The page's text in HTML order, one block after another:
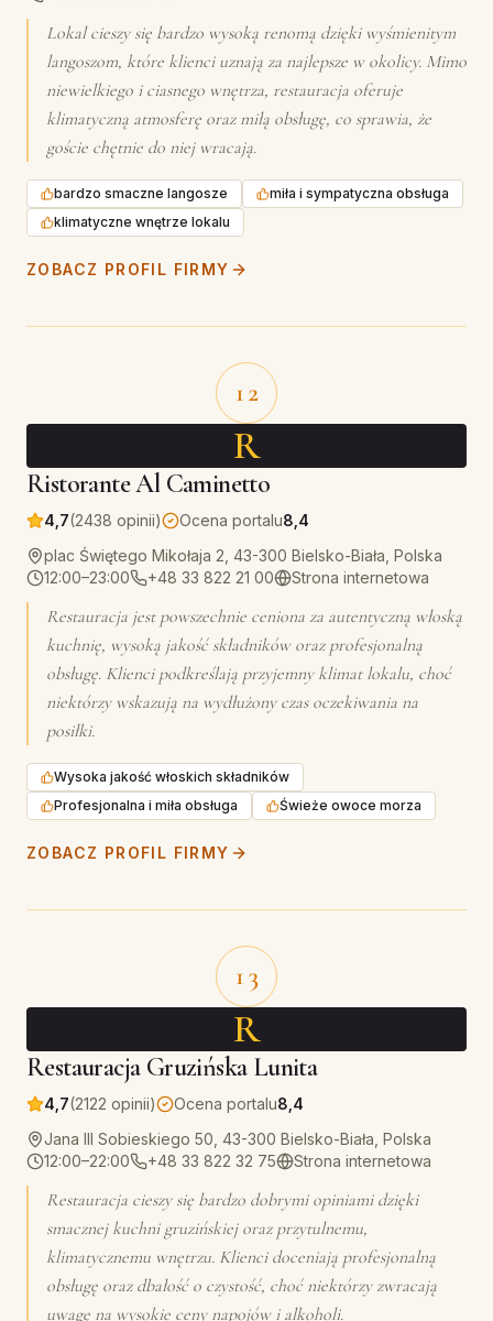
Lokal cieszy się bardzo wysoką renomą dzięki wyśmienitym
langoszom, które klienci uznają za najlepsze w okolicy. Mimo
niewielkiego i ciasnego wnętrza, restauracja oferuje
klimatyczną atmosferę oraz miłą obsługę, co sprawia, że
goście chętnie do niej wracają.
bardzo smaczne langosze
miła i sympatyczna obsługa
klimatyczne wnętrze lokalu
ZOBACZ PROFIL FIRMY
12
R
Ristorante Al Caminetto
4,7(2438 opinii) Ocena portalu8,4
plac Świętego Mikołaja 2, 43-300 Bielsko-Biała, Polska
12:00–23:00
+48 33 822 21 00 Strona internetowa
Restauracja jest powszechnie ceniona za autentyczną włoską
kuchnię, wysoką jakość składników oraz profesjonalną
obsługę. Klienci podkreślają przyjemny klimat lokalu, choć
niektórzy wskazują na wydłużony czas oczekiwania na
posiłki.
Wysoka jakość włoskich składników
Profesjonalna i miła obsługa
Świeże owoce morza
ZOBACZ PROFIL FIRMY
13
R
Restauracja Gruzińska Lunita
4,7(2122 opinii) Ocena portalu8,4
Jana III Sobieskiego 50, 43-300 Bielsko-Biała, Polska
12:00–22:00
+48 33 822 32 75 Strona internetowa
Restauracja cieszy się bardzo dobrymi opiniami dzięki
smacznej kuchni gruzińskiej oraz przytulnemu,
klimatycznemu wnętrzu. Klienci doceniają profesjonalną
obsługę oraz dbałość o czystość, choć niektórzy zwracają
uwagę na wysokie ceny napojów i alkoholi.